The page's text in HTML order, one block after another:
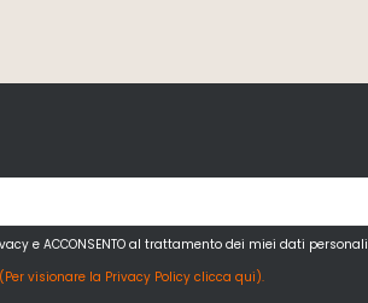
e ACCONSENTO al trattamento dei miei dati personali
(Per visionare la Privacy Policy clicca qui).